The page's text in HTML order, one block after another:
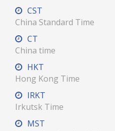
CST
China Standard Time
CT
China time
HKT
Hong Kong Time
IRKT
Irkutsk Time
MST